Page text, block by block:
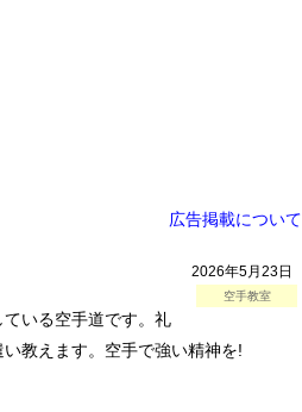
広告掲載について
2026年5月23日
空手教室
いる空手道です。礼
教えます。空手で強い精神を!